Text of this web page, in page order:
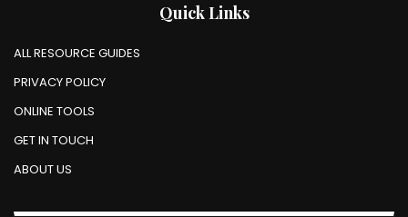
Quick Links
ALL RESOURCE GUIDES
PRIVACY POLICY
ONLINE TOOLS
GET IN TOUCH
ABOUT US